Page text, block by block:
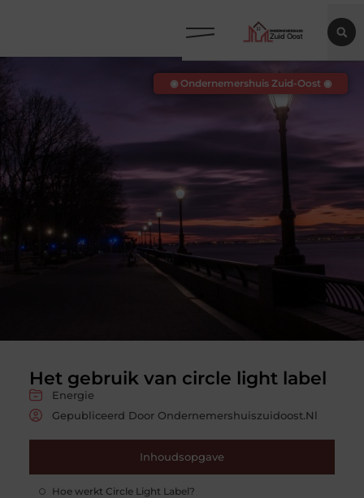
Het gebruik van circle light label
Energie
Gepubliceerd Door Ondernemershuiszuidoost.nl
Inhoudsopgave
Hoe werkt Circle Light Label?
◉ Ondernemershuis Zuid-Oost ◉